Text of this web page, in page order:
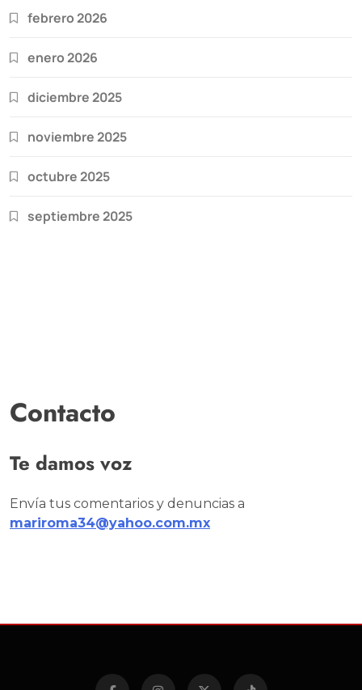
febrero 2026
enero 2026
diciembre 2025
noviembre 2025
octubre 2025
septiembre 2025
Contacto
Te damos voz
Envía tus comentarios y denuncias a
mariroma34@yahoo.com.mx